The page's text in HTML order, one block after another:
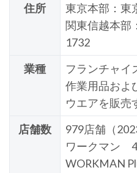
住所
東京本部：東
関東信越本部
1732
業種
フランチャイ
作業用品およ
ウエアを販売
店舗数
979店舗（
ワークマン
WORKMAN